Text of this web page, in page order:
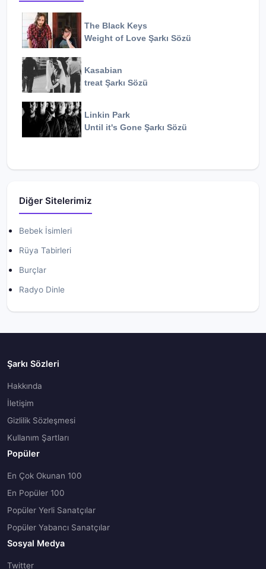
The Black Keys
Weight of Love Şarkı Sözü
Kasabian
treat Şarkı Sözü
Linkin Park
Until it's Gone Şarkı Sözü
Diğer Sitelerimiz
Bebek İsimleri
Rüya Tabirleri
Burçlar
Radyo Dinle
Şarkı Sözleri
Hakkında
İletişim
Gizlilik Sözleşmesi
Kullanım Şartları
Popüler
En Çok Okunan 100
En Popüler 100
Popüler Yerli Sanatçılar
Popüler Yabancı Sanatçılar
Sosyal Medya
Twitter